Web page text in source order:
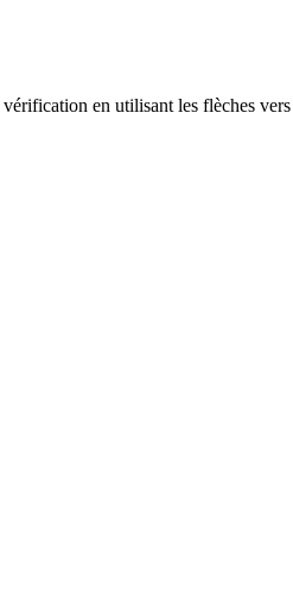
en utilisant les flèches